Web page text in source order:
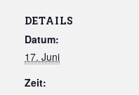
DETAILS
Datum:
17. Juni
Zeit: